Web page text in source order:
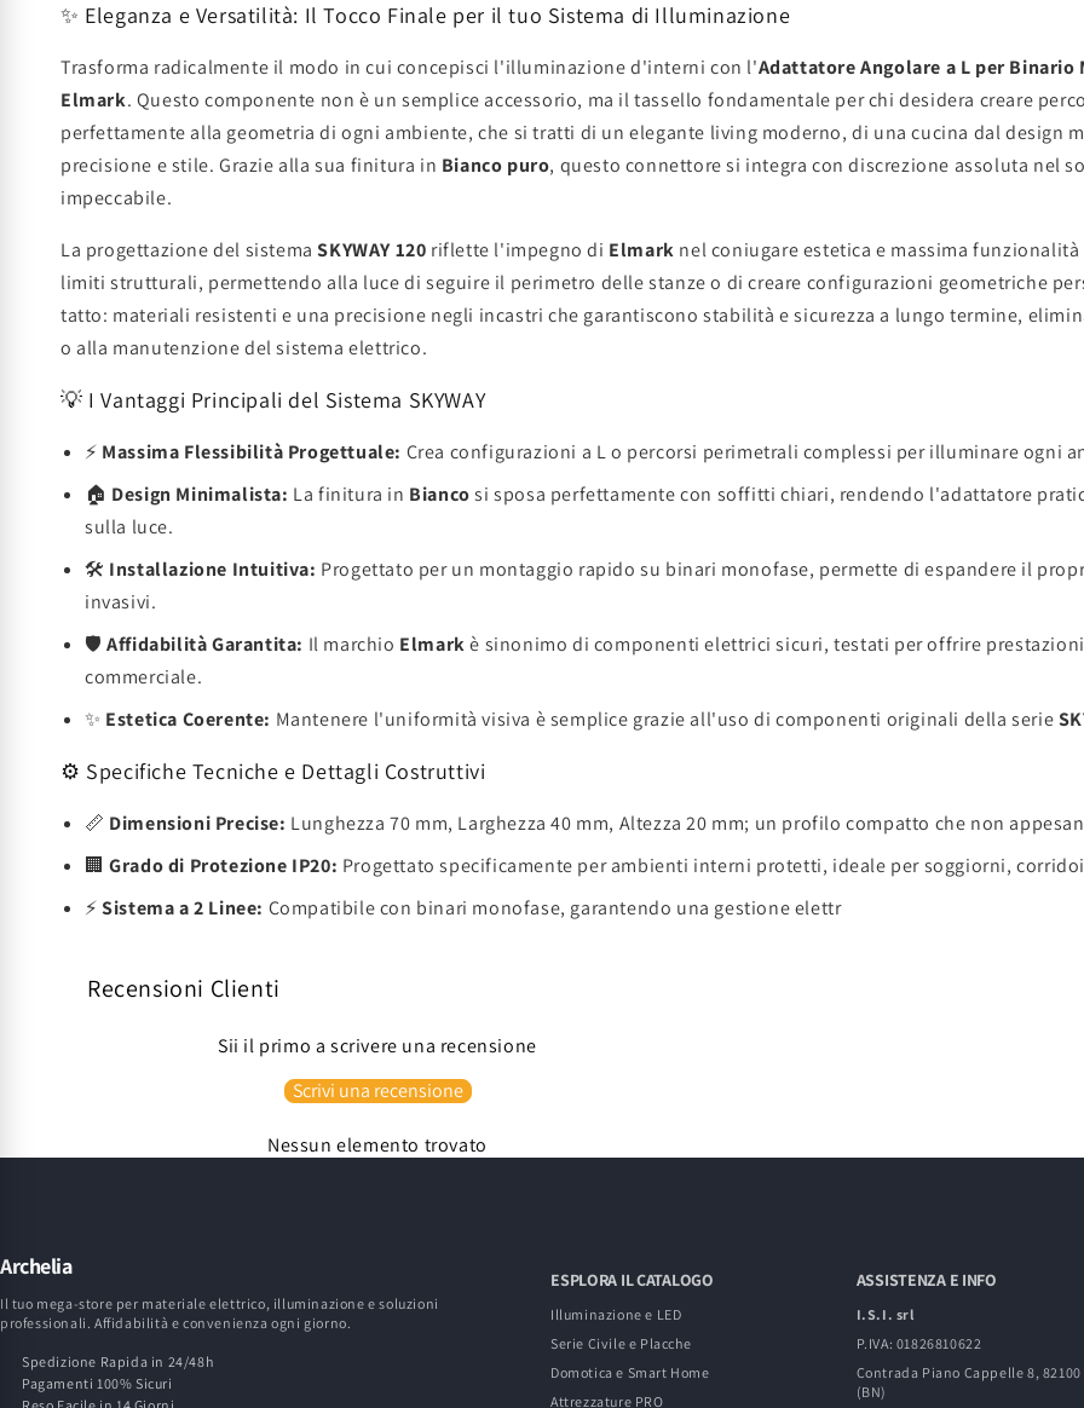
✨ Eleganza e Versatilità: Il Tocco Finale per il tuo Sistema di Illuminazione
Trasforma radicalmente il modo in cui concepisci l'illuminazione d'interni con l'Adattatore Angolare a L per Binario
Elmark. Questo componente non è un semplice accessorio, ma il tassello fondamentale per chi desidera creare
perfettamente alla geometria di ogni ambiente, che si tratti di un elegante living moderno, di una cucina dal design
precisione e stile. Grazie alla sua finitura in Bianco puro, questo connettore si integra con discrezione assoluta nel
impeccabile.
La progettazione del sistemaSKYWAY 120 riflette l'impegno di Elmark nel coniugare estetica e massima
limiti strutturali, permettendo alla luce di seguire il perimetro delle stanze o di creare configurazioni geometriche
tatto: materiali resistenti e una precisione negli incastri che garantiscono stabilità e sicurezza a lungo termine,
o alla manutenzione del sistema elettrico.
💡 I Vantaggi Principali del Sistema SKYWAY
⚡ Massima Flessibilità Progettuale: Crea configurazioni a L o percorsi perimetrali complessi per illuminare ogni
🏠 Design Minimalista: La finitura in Biancosi sposa perfettamente con soffitti chiari, rendendo l'adattatore
sulla luce.
🛠️ Installazione Intuitiva: Progettato per un montaggio rapido su binari monofase, permette di espandere il
invasivi.
🛡️Affidabilità Garantita: Il marchio Elmarkè sinonimo di componenti elettrici sicuri, testati per offrire
commerciale.
✨ Estetica Coerente: Mantenere l'uniformità visiva è semplice grazie all'uso di componenti originali della serie
⚙️ Specifiche Tecniche e Dettagli Costruttivi
📏 Dimensioni Precise: Lunghezza 70 mm, Larghezza 40 mm, Altezza 20 mm; un profilo compatto che non
🏢Grado di Protezione IP20: Progettato specificamente per ambienti interni protetti, ideale per soggiorni,
⚡Sistema a 2 Linee: Compatibile con binari monofase, garantendo una gestione elettr
Recensioni Clienti
Sii il primo a scrivere una recensione
Scrivi una recensione
Nessun elemento trovato
Archelia
Il tuo mega-store per materiale elettrico, illuminazione e soluzioni
professionali. Affidabilità e convenienza ogni giorno.
Spedizione Rapida in 24/48h
Pagamenti 100% Sicuri
ESPLORA IL CATALOGO
Illuminazione e LED
Serie Civile e Placche
Domotica e Smart Home
Attrezzature PRO
ASSISTENZA E INFO
I.S.I. srl
P.IVA: 01826810622
Contrada Piano Cappelle 8,
(BN)